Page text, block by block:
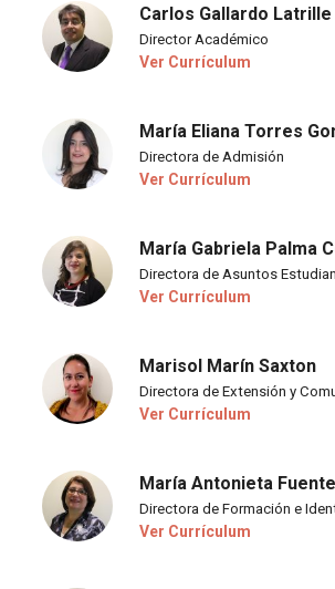
Carlos Gallardo Latrille
Director Académico
Ver Currículum
María Eliana Torres
Directora de Admisión
Ver Currículum
María Gabriela Palma
Directora de Asuntos
Ver Currículum
Marisol Marín Saxton
Directora de Extensión y
Ver Currículum
María Antonieta
Directora de Formación e
Ver Currículum